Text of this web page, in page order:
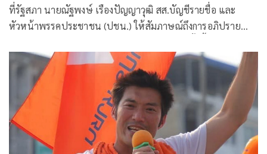
ที่รัฐสภา นายณัฐพงษ์ เรืองปัญญาวุฒิ สส.บัญชีรายชื่อ และ
หัวหน้าพรรคประชาชน (ปชน.) ให้สัมภาษณ์ถึงการอภิปราย
“พอแล้ว ไม่ไหวแล้ว” ซึ่งพรรคปชน. พร้อมที่จะเป็นตัวแทนส่ง
เสียงสะท้อนไปยังรัฐบาลถึงความเ